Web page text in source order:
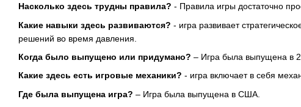
Насколько здесь трудны правила? - Правила игры достаточно
Какие навыки здесь развиваются? - игра развивает
решений во время давления.
Когда было выпущено или придумано? – Игра была выпущена в
Какие здесь есть игровые механики? - игра включает в себя
Где была выпущена игра? – Игра была выпущена в США.